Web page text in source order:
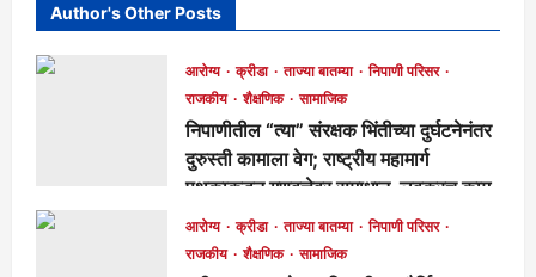
Author's Other Posts
आरोग्य क्रीडा ताज्या बातम्या
निपाणी परिसर
राजकीय
शैक्षणिक सामाजिक
निपाणीतील “त्या” संरक्षक भिंतीच्या दुर्घटनेनंतर
दुरुस्ती कामाला वेग; राष्ट्रीय महामार्ग
पथकाकडून गुणवत्तेवर समाधान, लवकरच काम
पूर्ण होणार!
मुख्य संपादक 23 hours ago
आरोग्य क्रीडा ताज्या बातम्या
निपाणी परिसर
राजकीय
शैक्षणिक सामाजिक